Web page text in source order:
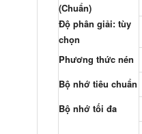
(Chuẩn)
Độ phân giải: tùy
chọn
Phương thức nén
Bộ nhớ tiêu chuẩn
Bộ nhớ tối đa